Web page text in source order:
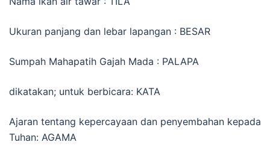
Ukuran panjang dan lebar lapangan : BESAR
Sumpah Mahapatih Gajah Mada : PALAPA
dikatakan; untuk berbicara: KATA
Ajaran tentang kepercayaan dan penyembahan kepada
Tuhan: AGAMA